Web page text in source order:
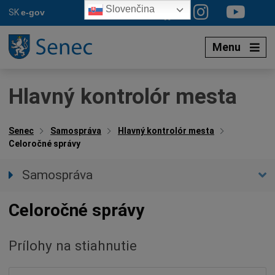
SKe-gov
Menu
Hlavný kontrolór mesta
Senec Samospráva
Hlavný kontrolór mesta
Celoročné správy
Samospráva
Zástupca primátora
Plány kontrolnej činnosti
Celoročné správy
Prílohy na stiahnutie
Slovenčina